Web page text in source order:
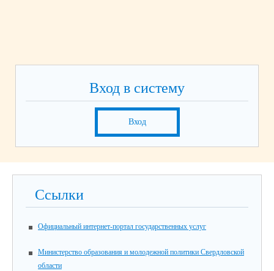
Вход в систему
Вход
Ссылки
Официальный интернет-портал государственных услуг
Министерство образования и молодежной политики Свердловской
области